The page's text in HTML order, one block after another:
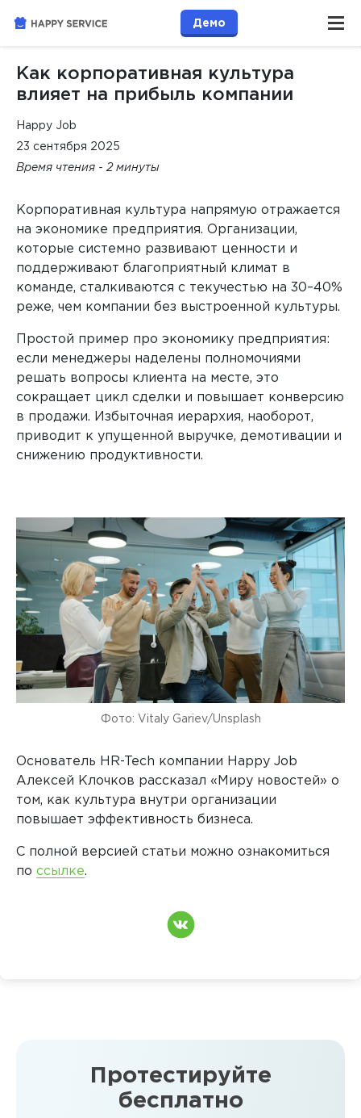
Демо
Как корпоративная культура
влияет на прибыль компании
Happy Job
23 сентября 2025
Время чтения - 2 минуты
Корпоративная культура напрямую отражается
на экономике предприятия. Организации,
которые системно развивают ценности и
поддерживают благоприятный климат в
команде, сталкиваются с текучестью на 30–40%
реже, чем компании без выстроенной культуры.
Простой пример про экономику предприятия:
если менеджеры наделены полномочиями
решать вопросы клиента на месте, это
сокращает цикл сделки и повышает конверсию
в продажи. Избыточная иерархия, наоборот,
приводит к упущенной выручке, демотивации и
снижению продуктивности.
Фото: Vitaly Gariev/Unsplash
Основатель HR-Tech компании Happy Job
Алексей Клочков рассказал «Миру новостей» о
том, как культура внутри организации
повышает эффективность бизнеса.
С полной версией статьи можно ознакомиться
по ссылке.
Протестируйте
бесплатно